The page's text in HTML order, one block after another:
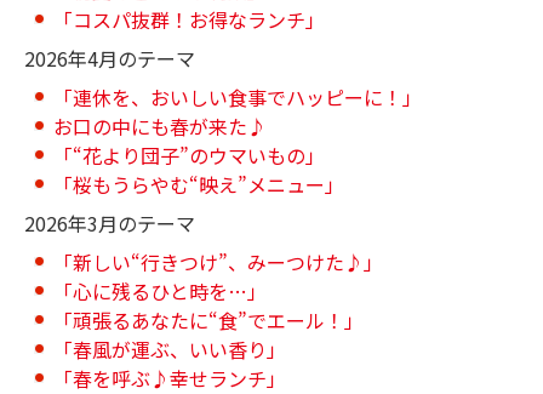
「コスパ抜群！お得なランチ」
2026年4月のテーマ
「連休を、おいしい食事でハッピーに！」
お口の中にも春が来た♪
「“花より団子”のウマいもの」
「桜もうらやむ“映え”メニュー」
2026年3月のテーマ
「新しい“行きつけ”、みーつけた♪」
「心に残るひと時を…」
「頑張るあなたに“食”でエール！」
「春風が運ぶ、いい香り」
「春を呼ぶ♪幸せランチ」